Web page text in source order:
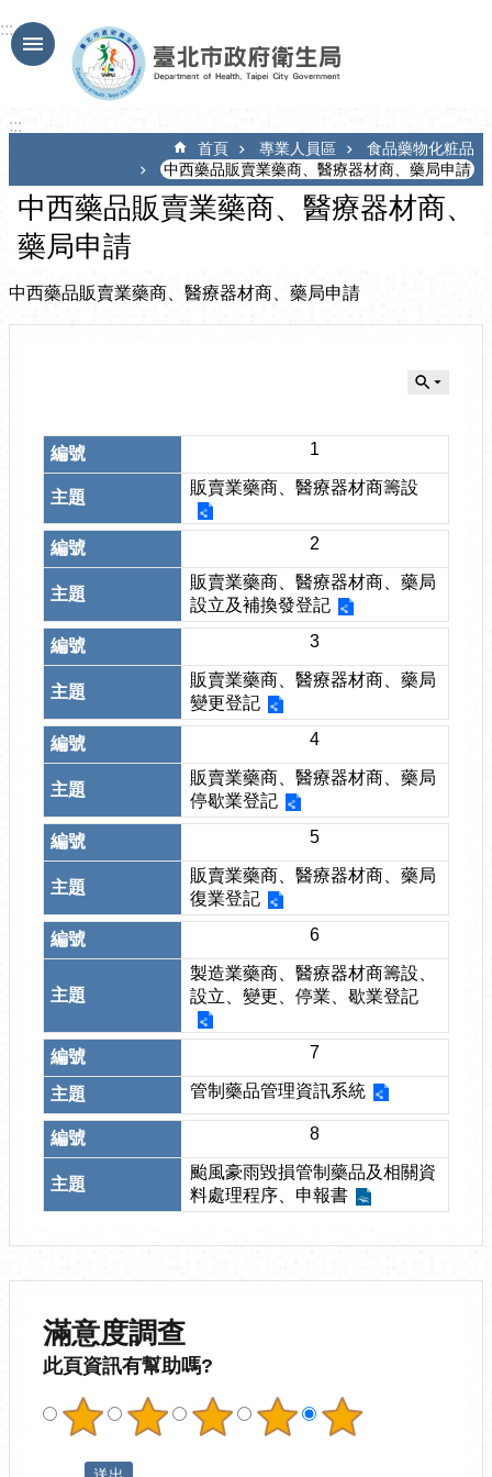
跳到主要內容區塊
:::
:::
首頁 專業人員區
食品藥物化粧品
中西藥品販賣業藥商、醫療器材商、藥局申請
中西藥品販賣業藥商、醫療器材商、
藥局申請
中西藥品販賣業藥商、醫療器材商、藥局申請
1
販賣業藥商、醫療器材商籌設
2
販賣業藥商、醫療器材商、藥局
設立及補換發登記
3
販賣業藥商、醫療器材商、藥局
變更登記
4
販賣業藥商、醫療器材商、藥局
停歇業登記
5
販賣業藥商、醫療器材商、藥局
復業登記
6
製造業藥商、醫療器材商籌設、
設立、變更、停業、歇業登記
7
管制藥品管理資訊系統
8
颱風豪雨毀損管制藥品及相關資
料處理程序、申報書
滿意度調查
此頁資訊有幫助嗎?